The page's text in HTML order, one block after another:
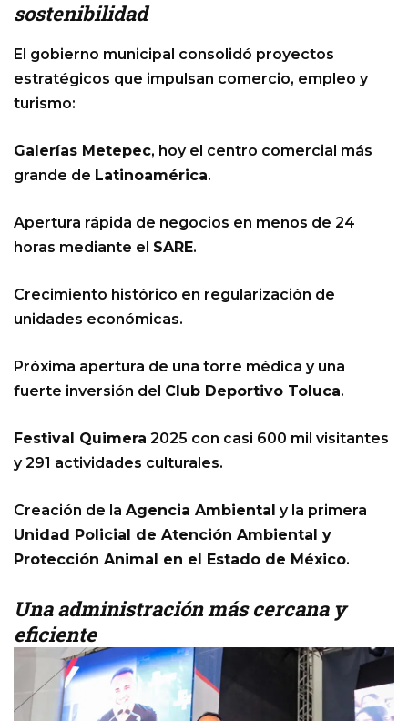
sostenibilidad
El gobierno municipal consolidó proyectos
estratégicos que impulsan comercio, empleo y
turismo:
Galerías Metepec, hoy el centro comercial más
grande de Latinoamérica.
Apertura rápida de negocios en menos de 24
horas mediante el SARE.
Crecimiento histórico en regularización de
unidades económicas.
Próxima apertura de una torre médica y una
fuerte inversión del Club Deportivo Toluca.
Festival Quimera 2025 con casi 600 mil visitantes
y 291 actividades culturales.
Creación de la Agencia Ambiental y la primera
Unidad Policial de Atención Ambiental y
Protección Animal en el Estado de México.
Una administración más cercana y
eficiente